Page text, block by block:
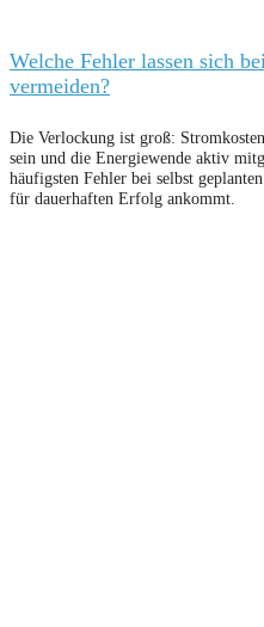
Welche Fehler lassen sich
vermeiden?
Die Verlockung ist groß:
sein und die Energiewende aktiv
häufigsten Fehler bei selbst
für dauerhaften Erfolg ankommt.